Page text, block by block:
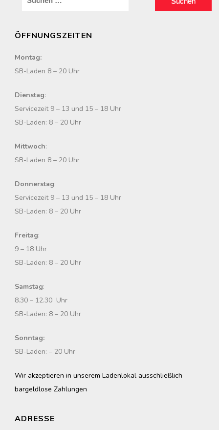
h
a
c
h
ÖFFNUNGSZEITEN
Montag:
SB-Laden 8 – 20 Uhr
Dienstag:
Servicezeit 9 – 13 und 15 – 18 Uhr
SB-Laden: 8 – 20 Uhr
Mittwoch:
SB-Laden 8 – 20 Uhr
Donnerstag:
Servicezeit 9 – 13 und 15 – 18 Uhr
SB-Laden: 8 – 20 Uhr
Freitag:
9 – 18 Uhr
SB-Laden: 8 – 20 Uhr
Samstag:
8.30 – 12.30 Uhr
SB-Laden: 8 – 20 Uhr
Sonntag:
SB-Laden: – 20 Uhr
Wir akzeptieren in unserem Ladenlokal ausschließlich
bargeldlose Zahlungen
ADRESSE